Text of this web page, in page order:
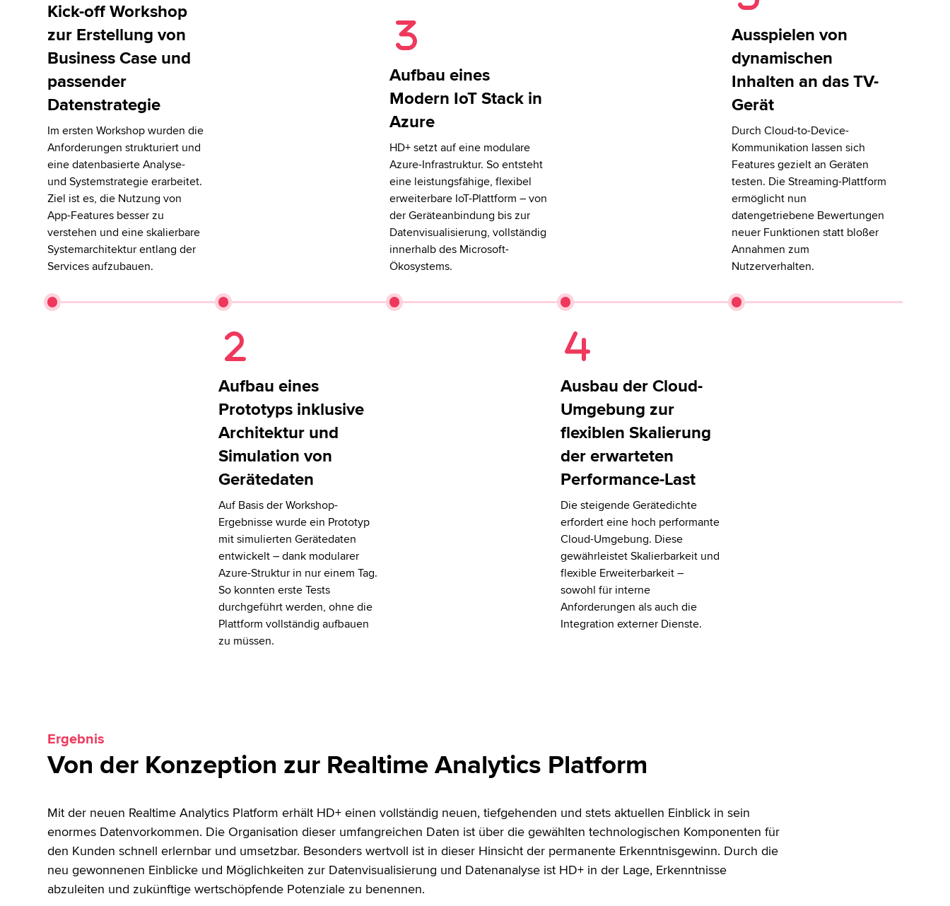
Kick-off Workshop
zur Erstellung von
Business Case und
passender
Datenstrategie
Im ersten Workshop wurden die
Anforderungen strukturiert und
eine datenbasierte Analyse-
und Systemstrategie erarbeitet.
Ziel ist es, die Nutzung von
App-Features besser zu
verstehen und eine skalierbare
Systemarchitektur entlang der
Services aufzubauen.
Aufbau eines
Prototyps inklusive
Architektur und
Simulation von
Gerätedaten
Auf Basis der Workshop-
Ergebnisse wurde ein Prototyp
mit simulierten Gerätedaten
entwickelt – dank modularer
Azure-Struktur in nur einem Tag.
So konnten erste Tests
durchgeführt werden, ohne die
Plattform vollständig aufbauen
zu müssen.
Aufbau eines
Modern IoT Stack in
Azure
HD+ setzt auf eine modulare
Azure-Infrastruktur. So entsteht
eine leistungsfähige, flexibel
erweiterbare IoT-Plattform – von
der Geräteanbindung bis zur
Datenvisualisierung, vollständig
innerhalb des Microsoft-
Ökosystems.
Ausbau der Cloud-
Umgebung zur
flexiblen Skalierung
der erwarteten
Performance-Last
Die steigende Gerätedichte
erfordert eine hoch performante
Cloud-Umgebung. Diese
gewährleistet Skalierbarkeit und
flexible Erweiterbarkeit –
sowohl für interne
Anforderungen als auch die
Integration externer Dienste.
Ausspielen von
dynamischen
Inhalten an das TV-
Gerät
Durch Cloud-to-Device-
Kommunikation lassen sich
Features gezielt an Geräten
testen. Die Streaming-Plattform
ermöglicht nun
datengetriebene Bewertungen
neuer Funktionen statt bloßer
Annahmen zum
Nutzerverhalten.
Ergebnis
Von der Konzeption zur Realtime Analytics Platform
Mit der neuen Realtime Analytics Platform erhält HD+ einen vollständig neuen, tiefgehenden und stets aktuellen Einblick in sein
enormes Datenvorkommen. Die Organisation dieser umfangreichen Daten ist über die gewählten technologischen Komponenten für
den Kunden schnell erlernbar und umsetzbar. Besonders wertvoll ist in dieser Hinsicht der permanente Erkenntnisgewinn. Durch die
neu gewonnenen Einblicke und Möglichkeiten zur Datenvisualisierung und Datenanalyse ist HD+ in der Lage, Erkenntnisse
abzuleiten und zukünftige wertschöpfende Potenziale zu benennen.